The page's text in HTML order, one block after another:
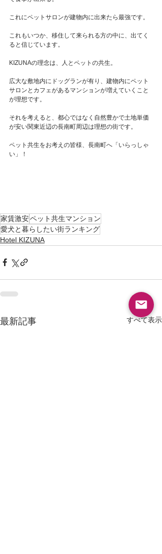
これにペットサロンが建物内に出来たら最強です。
これもいつか、移住して来られる方の中に、出てく
ると信じています。
KIZUNAの理念は、人とペットの共生。
広大な敷地内にドッグランが有り、建物内にペット
サロンとカフェがあるマンションが増えていくこと
が理想です。
それを考えると、都心ではなく自然豊かで土地単価
が安い関東近辺の長南町周辺は理想の街です。
ペット共生をお考えの皆様、長南町へ「いらっしゃ
い」！
家賃激安ペット共生マンション
愛犬と暮らしたい街ランキング
Hotel KIZUNA
最新記事 すべて表示